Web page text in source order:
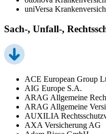
uniVersa
Sach-, Unfall-,
ACE European Group
AIG Europe S.A.
ARAG Allgemeine
ARAG Allgemeine
AUXILIA
AXA Versicherung AG